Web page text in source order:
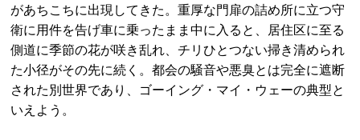
があちこちに出現してきた。重厚な門扉の詰め所に立つ守
衛に用件を告げ車に乗ったまま中に入ると、居住区に至る
側道に季節の花が咲き乱れ、チリひとつない掃き清められ
た小径がその先に続く。都会の騒音や悪臭とは完全に遮断
された別世界であり、ゴーイング・マイ・ウェーの典型と
いえよう。